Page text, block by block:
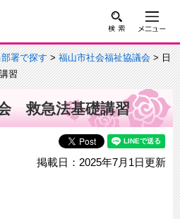
署で探す>福山市社会福祉協議会> 日
習
救急法基礎講習
掲載日：2025年7月1日更新